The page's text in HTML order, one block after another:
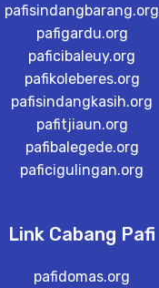
pafisindangbarang.org
pafigardu.org
paficibaleuy.org
pafikoleberes.org
pafisindangkasih.org
pafitjiaun.org
pafibalegede.org
paficigulingan.org
Link Cabang Pafi
pafidomas.org